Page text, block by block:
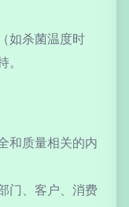
如杀菌温度时
和质量相关的内
门、客户、消费